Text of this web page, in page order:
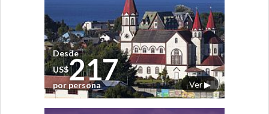
Ver ▶
Desde
US$217
por persona